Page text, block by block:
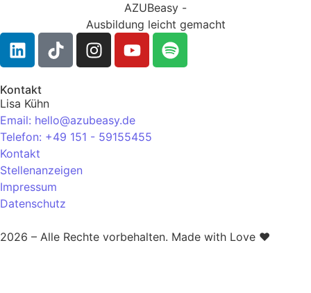
AZUBeasy -
Ausbildung leicht gemacht
Kontakt
Lisa Kühn
Email: hello@azubeasy.de
Telefon: +49 151 - 59155455
Kontakt
Stellenanzeigen
Impressum
Datenschutz
2026 – Alle Rechte vorbehalten. Made with Love ❤️